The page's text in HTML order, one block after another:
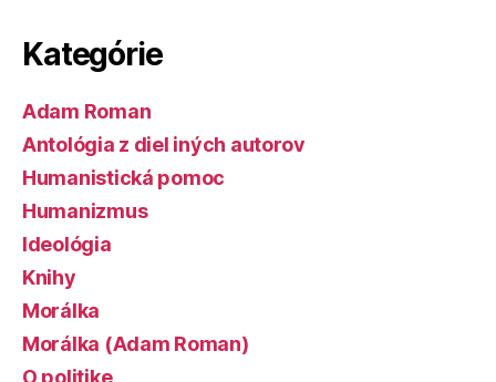
Kategórie
Adam Roman
Antológia z diel iných autorov
Humanistická pomoc
Humanizmus
Ideológia
Knihy
Morálka
Morálka (Adam Roman)
O politike